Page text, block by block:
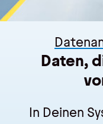
Daten,
In Deinen